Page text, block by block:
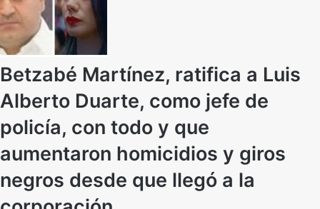
Betzabé Martínez, ratifica a Luis
Alberto Duarte, como jefe de
policía, con todo y que
aumentaron homicidios y giros
negros desde que llegó a la